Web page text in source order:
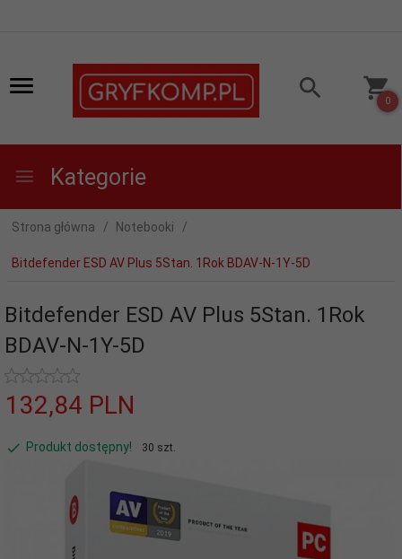
0
Kategorie
Strona główna Notebooki
Bitdefender ESD AV Plus 5Stan. 1Rok BDAV-N-1Y-5D
Bitdefender ESD AV Plus 5Stan. 1Rok
BDAV-N-1Y-5D
132,84 PLN
Produkt dostępny! 30 szt.